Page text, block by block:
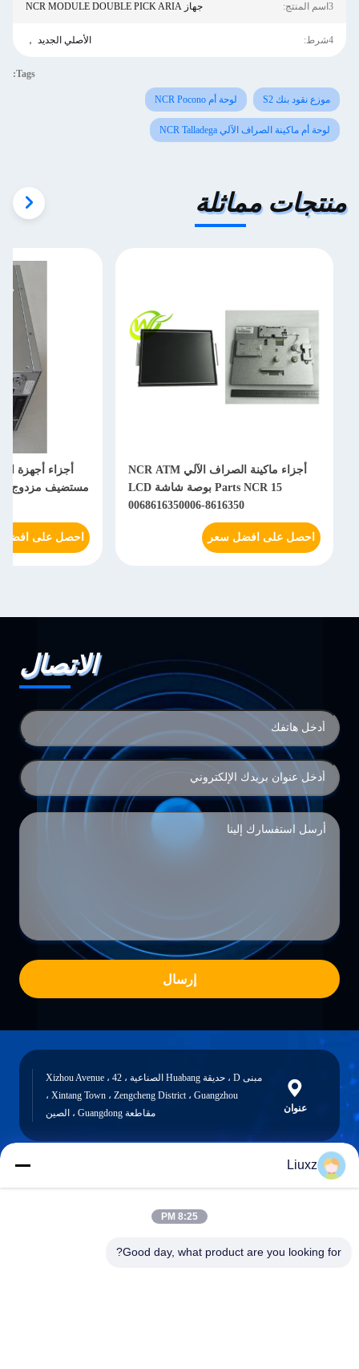
3اسم المنتج: جهاز NCR MODULE DOUBLE PICK ARIA
4شرط: الأصلي الجديد ，
Tags:
موزع نقود بنك S2 لوحة أم NCR Pocono
لوحة أم ماكينة الصراف الآلي NCR Talladega
منتجات مماثلة
أجزاء ماكينة الصراف الآلي NCR ATM
Parts NCR 15 بوصة شاشة LCD
0068616350006-8616350
احصل على افضل سعر احصل على
الاتصال
إرسال
عنوان
مبنى D ، حديقة Huabang الصناعية ، 42 Xizhou Avenue ،
Xintang Town ، Zengcheng District ، Guangzhou ،
مقاطعة Guangdong ، الصين
Liuxz
8:25 PM
Good day, what product are you looking for?